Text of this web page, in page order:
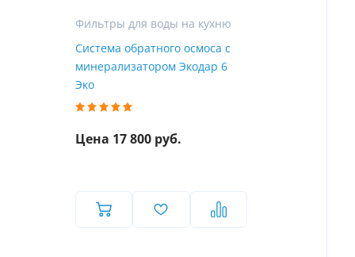
Фильтры для воды на кухню
Система обратного осмоса с
минерализатором Экодар 6
Эко
Цена 17 800 руб.